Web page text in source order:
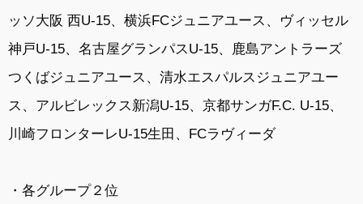
ッソ大阪 西U-15、横浜FCジュニアユース、ヴィッセル
神戸U-15、名古屋グランパスU-15、鹿島アントラーズ
つくばジュニアユース、清水エスパルスジュニアユー
ス、アルビレックス新潟U-15、京都サンガF.C. U-15、
川崎フロンターレU-15生田、FCラヴィーダ
・各グループ２位